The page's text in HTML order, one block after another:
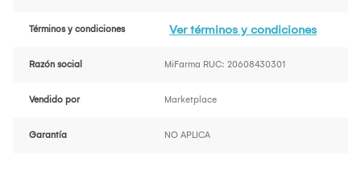
Términos y condiciones Ver términos y condiciones
Razón social MiFarma RUC: 20608430301
Vendido por Marketplace
Garantía NO APLICA